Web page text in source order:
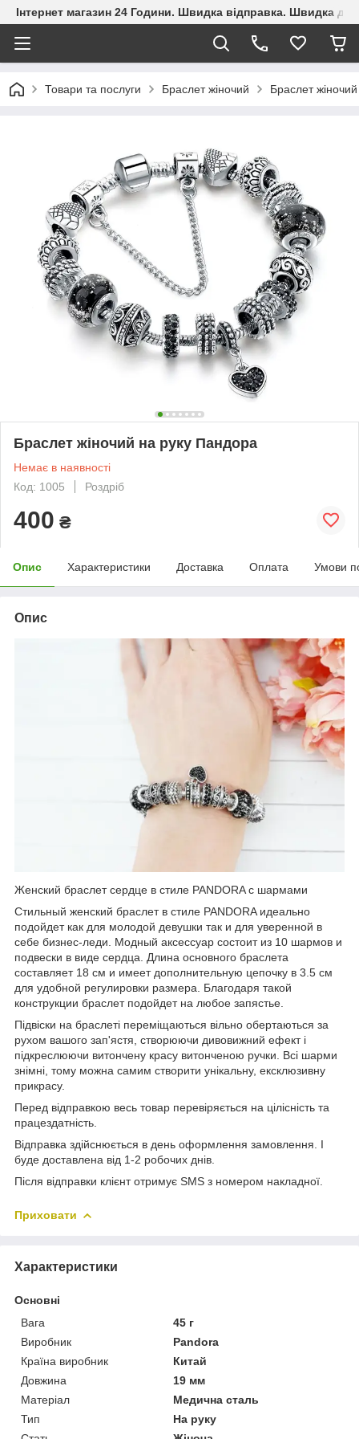
Інтернет магазин 24 Години. Швидка відправка. Швидка
Товари та послуги Браслет жіночий Браслет
Браслет жіночий на руку Пандора
Немає в наявності
Код: 1005
Роздріб
400 ₴
Опис Характеристики Доставка Оплата Умови
Опис
Женский браслет сердце в стиле PANDORA с шармами
Cтильный женский браслет в стиле PANDORA идеально
подойдет как для молодой девушки так и для уверенной в
себе бизнес-леди. Модный аксессуар состоит из 10 шармов и
подвески в виде сердца. Длина основного браслета
составляет 18 см и имеет дополнительную цепочку в 3.5 см
для удобной регулировки размера. Благодаря такой
конструкции браслет подойдет на любое запястье.
Підвіски на браслеті переміщаються вільно обертаються за
рухом вашого зап'ястя, створюючи дивовижний ефект і
підкреслюючи витончену красу витонченою ручки. Всі шарми
знімні, тому можна самим створити унікальну, ексклюзивну
прикрасу.
Перед відправкою весь товар перевіряється на цілісність та
працездатність.
Відправка здійснюється в день оформлення замовлення. І
буде доставлена від 1-2 робочих днів.
Після відправки клієнт отримує SMS з номером накладної.
Приховати
Характеристики
Основні
Вага
45 г
Виробник
Pandora
Країна виробник
Китай
Довжина
19 мм
Матеріал
Медична сталь
Тип
На руку